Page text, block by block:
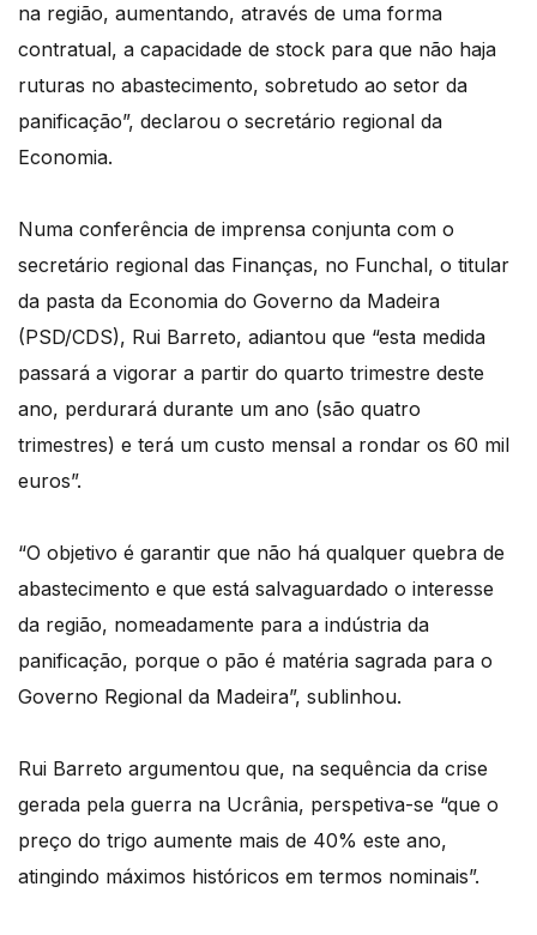
na região, aumentando, através de uma forma
contratual, a capacidade de stock para que não haja
ruturas no abastecimento, sobretudo ao setor da
panificação”, declarou o secretário regional da
Economia.
Numa conferência de imprensa conjunta com o
secretário regional das Finanças, no Funchal, o titular
da pasta da Economia do Governo da Madeira
(PSD/CDS), Rui Barreto, adiantou que “esta medida
passará a vigorar a partir do quarto trimestre deste
ano, perdurará durante um ano (são quatro
trimestres) e terá um custo mensal a rondar os 60 mil
euros”.
“O objetivo é garantir que não há qualquer quebra de
abastecimento e que está salvaguardado o interesse
da região, nomeadamente para a indústria da
panificação, porque o pão é matéria sagrada para o
Governo Regional da Madeira”, sublinhou.
Rui Barreto argumentou que, na sequência da crise
gerada pela guerra na Ucrânia, perspetiva-se “que o
preço do trigo aumente mais de 40% este ano,
atingindo máximos históricos em termos nominais”.